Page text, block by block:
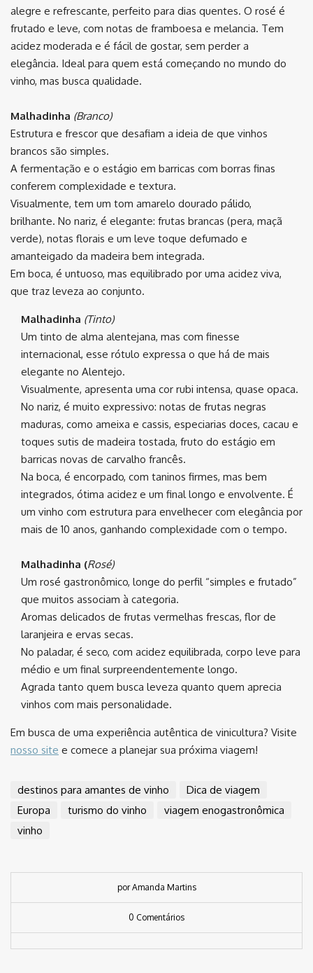
alegre e refrescante, perfeito para dias quentes. O rosé é
frutado e leve, com notas de framboesa e melancia. Tem
acidez moderada e é fácil de gostar, sem perder a
elegância. Ideal para quem está começando no mundo do
vinho, mas busca qualidade.
Malhadinha (Branco)
Estrutura e frescor que desafiam a ideia de que vinhos
brancos são simples.
A fermentação e o estágio em barricas com borras finas
conferem complexidade e textura.
Visualmente, tem um tom amarelo dourado pálido,
brilhante. No nariz, é elegante: frutas brancas (pera, maçã
verde), notas florais e um leve toque defumado e
amanteigado da madeira bem integrada.
Em boca, é untuoso, mas equilibrado por uma acidez viva,
que traz leveza ao conjunto.
Malhadinha (Tinto)
Um tinto de alma alentejana, mas com finesse
internacional, esse rótulo expressa o que há de mais
elegante no Alentejo.
Visualmente, apresenta uma cor rubi intensa, quase opaca.
No nariz, é muito expressivo: notas de frutas negras
maduras, como ameixa e cassis, especiarias doces, cacau e
toques sutis de madeira tostada, fruto do estágio em
barricas novas de carvalho francês.
Na boca, é encorpado, com taninos firmes, mas bem
integrados, ótima acidez e um final longo e envolvente. É
um vinho com estrutura para envelhecer com elegância por
mais de 10 anos, ganhando complexidade com o tempo.
Malhadinha (Rosé)
Um rosé gastronômico, longe do perfil “simples e frutado”
que muitos associam à categoria.
Aromas delicados de frutas vermelhas frescas, flor de
laranjeira e ervas secas.
No paladar, é seco, com acidez equilibrada, corpo leve para
médio e um final surpreendentemente longo.
Agrada tanto quem busca leveza quanto quem aprecia
vinhos com mais personalidade.
Em busca de uma experiência autêntica de vinicultura? Visite
nosso site e comece a planejar sua próxima viagem!
destinos para amantes de vinho
Dica de viagem
Europa
turismo do vinho
viagem enogastronômica
vinho
por Amanda Martins
0 Comentários